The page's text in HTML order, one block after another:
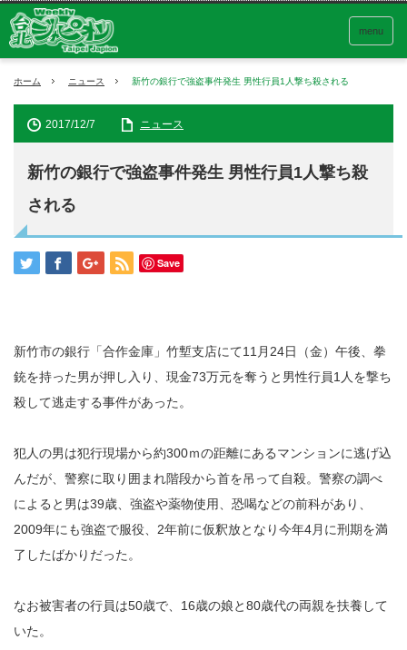
menu
ホーム ニュース 新竹の銀行で強盗事件発生 男性行員1人撃ち殺される
2017/12/7 ニュース
新竹の銀行で強盗事件発生 男性行員1人撃ち殺
される
Save
新竹市の銀行「合作金庫」竹塹支店にて11月24日（金）午後、拳
銃を持った男が押し入り、現金73万元を奪うと男性行員1人を撃ち
殺して逃走する事件があった。
犯人の男は犯行現場から約300ｍの距離にあるマンションに逃げ込
んだが、警察に取り囲まれ階段から首を吊って自殺。警察の調べ
によると男は39歳、強盗や薬物使用、恐喝などの前科があり、
2009年にも強盗で服役、2年前に仮釈放となり今年4月に刑期を満
了したばかりだった。
なお被害者の行員は50歳で、16歳の娘と80歳代の両親を扶養して
いた。